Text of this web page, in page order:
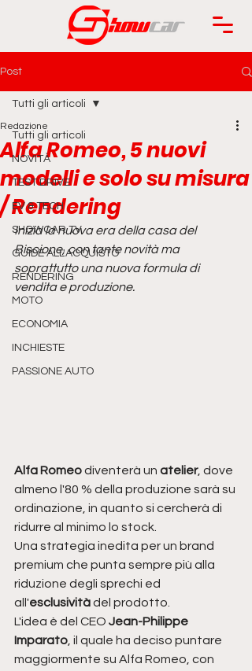
Post
Tutti gli articoli
NOVITÀ
TEST DRIVE
EV & TECH
SHOWCAR TV
GUIDE ALL'ACQUISTO
RENDERING
MOTO
ECONOMIA
INCHIESTE
PASSIONE AUTO
Tutti gli articoli
Alfa Romeo, 5 nuovi
modelli e solo su misura
/ Rendering
Redazione
Inizia la nuova era della casa del
Biscione, con tante novità ma
soprattutto una nuova formula di
vendita e produzione.
Alfa Romeo diventerà un atelier, dove
almeno l'80 % della produzione sarà su
ordinazione, in quanto si cercherà di
ridurre al minimo lo stock.
Una strategia inedita per un brand
premium che punta sempre più alla
riduzione degli sprechi ed
all'esclusività del prodotto.
L'idea è del CEO Jean-Philippe
Imparato, il quale ha deciso puntare
maggiormente su Alfa Romeo, con